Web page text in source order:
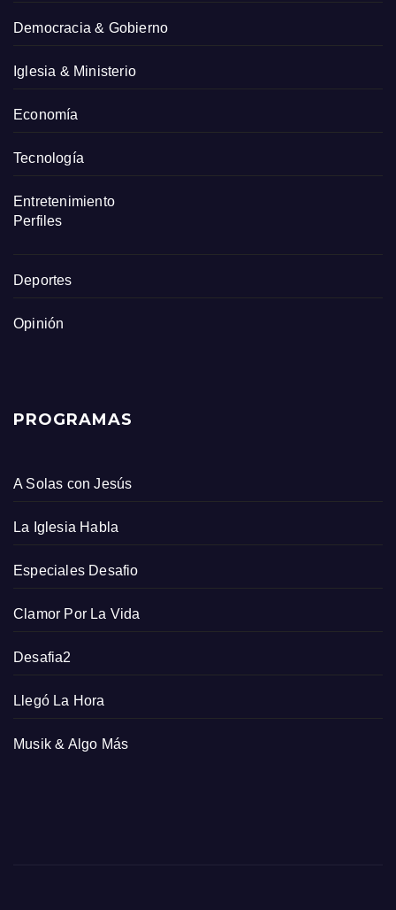
Democracia & Gobierno
Iglesia & Ministerio
Economía
Tecnología
Entretenimiento
Perfiles
Deportes
Opinión
PROGRAMAS
A Solas con Jesús
La Iglesia Habla
Especiales Desafio
Clamor Por La Vida
Desafia2
Llegó La Hora
Musik & Algo Más